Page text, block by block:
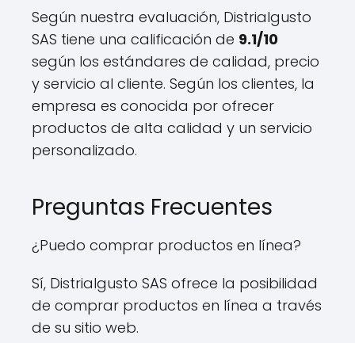
Según nuestra evaluación, Distrialgusto
SAS tiene una calificación de 9.1/10
según los estándares de calidad, precio
y servicio al cliente. Según los clientes, la
empresa es conocida por ofrecer
productos de alta calidad y un servicio
personalizado.
Preguntas Frecuentes
¿Puedo comprar productos en línea?
Sí, Distrialgusto SAS ofrece la posibilidad
de comprar productos en línea a través
de su sitio web.